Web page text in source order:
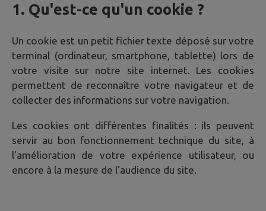
1. Qu'est-ce qu'un cookie ?
Un cookie est un petit fichier texte déposé sur votre
terminal (ordinateur, smartphone, tablette) lors de
votre visite sur notre site internet. Les cookies
permettent de reconnaître votre navigateur et de
collecter des informations sur votre navigation.
Les cookies ont différentes finalités : ils peuvent
servir au bon fonctionnement technique du site, à
l'amélioration de votre expérience utilisateur, ou
encore à la mesure de l'audience du site.